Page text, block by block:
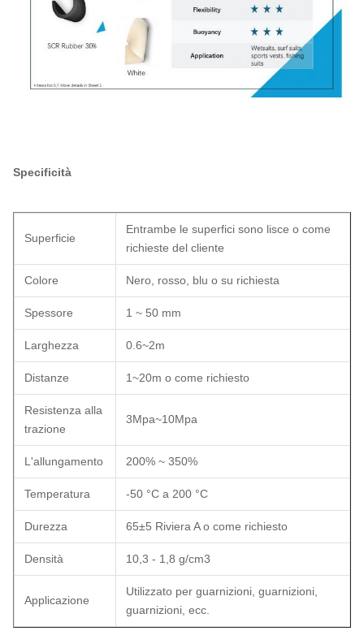
Specificità
Superficie
Entrambe le superfici sono lisce o come
richieste del cliente
Colore Nero, rosso, blu o su richiesta
Spessore 1 ~ 50 mm
Larghezza 0.6~2m
Distanze 1~20m o come richiesto
Resistenza alla
trazione
3Mpa~10Mpa
L'allungamento 200% ~ 350%
Temperatura -50 °C a 200 °C
Durezza 65±5 Riviera A o come richiesto
Densità 10,3 - 1,8 g/cm3
Applicazione
Utilizzato per guarnizioni, guarnizioni,
guarnizioni, ecc.